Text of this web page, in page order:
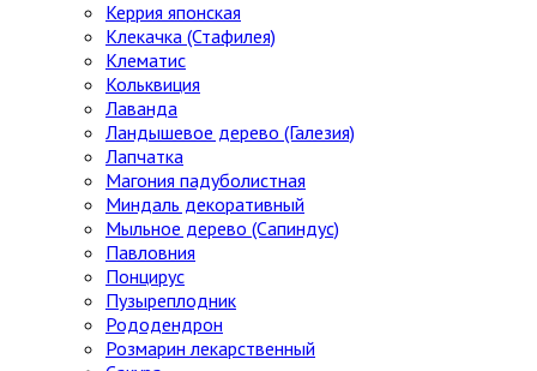
Керрия японская
Клекачка (Стафилея)
Клематис
Кольквиция
Лаванда
Ландышевое дерево (Галезия)
Лапчатка
Магония падуболистная
Миндаль декоративный
Мыльное дерево (Сапиндус)
Павловния
Понцирус
Пузыреплодник
Рододендрон
Розмарин лекарственный